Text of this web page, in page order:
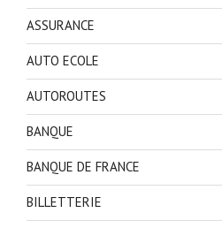
ASSURANCE
AUTO ECOLE
AUTOROUTES
BANQUE
BANQUE DE FRANCE
BILLETTERIE